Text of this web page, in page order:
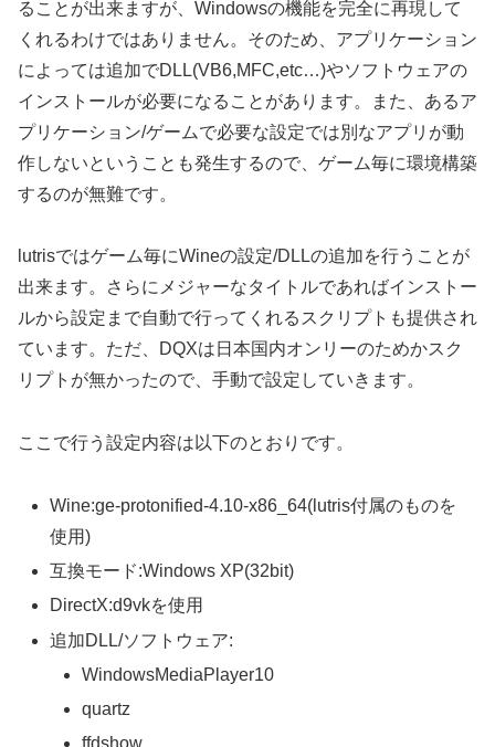
ることが出来ますが、Windowsの機能を完全に再現して
くれるわけではありません。そのため、アプリケーション
によっては追加でDLL(VB6,MFC,etc…)やソフトウェアの
インストールが必要になることがあります。また、あるア
プリケーション/ゲームで必要な設定では別なアプリが動
作しないということも発生するので、ゲーム毎に環境構築
するのが無難です。
lutrisではゲーム毎にWineの設定/DLLの追加を行うことが
出来ます。さらにメジャーなタイトルであればインストー
ルから設定まで自動で行ってくれるスクリプトも提供され
ています。ただ、DQXは日本国内オンリーのためかスク
リプトが無かったので、手動で設定していきます。
ここで行う設定内容は以下のとおりです。
Wine:ge-protonified-4.10-x86_64(lutris付属のものを
使用)
互換モード:Windows XP(32bit)
DirectX:d9vkを使用
追加DLL/ソフトウェア:
WindowsMediaPlayer10
quartz
ffdshow